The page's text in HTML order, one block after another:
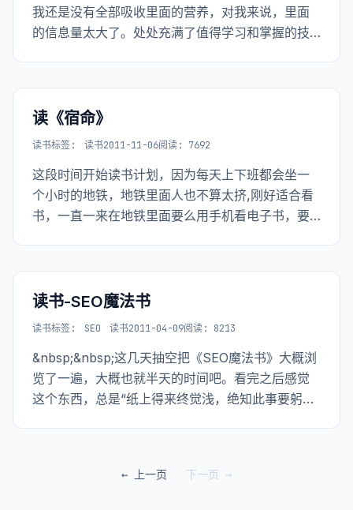
我还是没有全部吸收里面的营养，对我来说，里面
的信息量太大了。处处充满了值得学习和掌握的技
读《宿命》
读书标签: 读书2011-11-06阅读: 7692
这段时间开始读书计划，因为每天上下班都会坐一
个小时的地铁，地铁里面人也不算太挤,刚好适合看
书，一直一来在地铁里面要么用手机看电子书，要
后在微
读书-SEO魔法书
读书标签: SEO 读书2011-04-09阅读: 8213
&nbsp;&nbsp;这几天抽空把《SEO魔法书》大概浏
览了一遍，大概也就半天的时间吧。看完之后感觉
这个东西，总是“纸上得来终觉浅，绝知此事要躬
← 上一页 下一页 →